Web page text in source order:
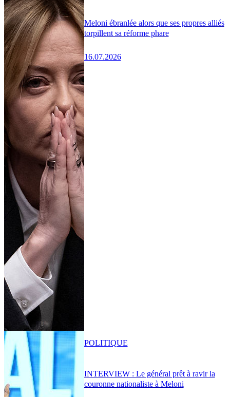
Meloni ébranlée alors que ses propres alliés
torpillent sa réforme phare
16.07.2026
INTERVIEW : Le général prêt à ravir la
couronne nationaliste à Meloni
POLITIQUE